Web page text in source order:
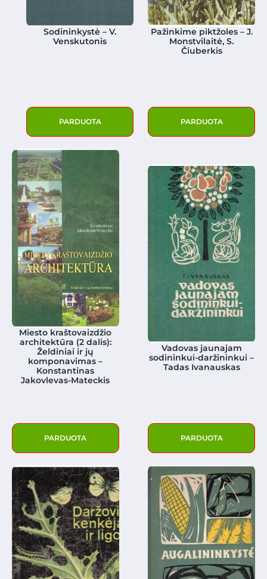
Sodininkystė – V.
Venskutonis
PARDUOTA
Pažinkime piktžoles – J.
Monstvilaitė, S.
Čiuberkis
PARDUOTA
Miesto kraštovaizdžio
architektūra (2 dalis):
Želdiniai ir jų
komponavimas –
Konstantinas
Jakovlevas-Mateckis
PARDUOTA
Vadovas jaunajam
sodininkui-daržininkui –
Tadas Ivanauskas
PARDUOTA